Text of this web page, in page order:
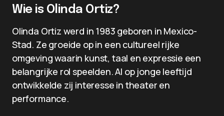
Wie is Olinda Ortiz?
Olinda Ortiz werd in 1983 geboren in Mexico-
Stad. Ze groeide op in een cultureel rijke
omgeving waarin kunst, taal en expressie een
belangrijke rol speelden. Al op jonge leeftijd
ontwikkelde zij interesse in theater en
performance.